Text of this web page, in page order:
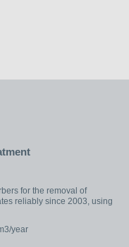
for the removal of
reliably since 2003, using
year